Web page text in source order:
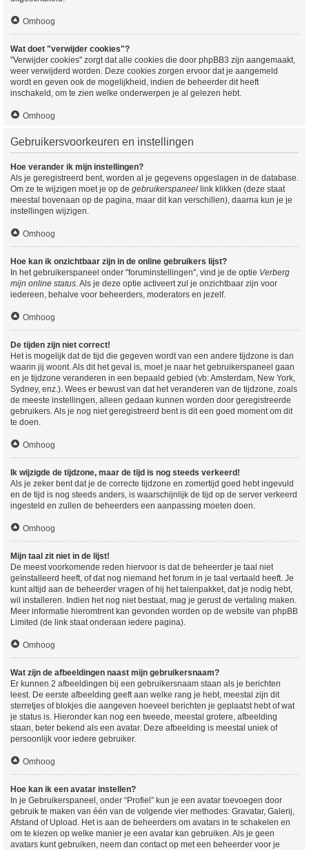
Omhoog
Wat doet "verwijder cookies"?
"Verwijder cookies" zorgt dat alle cookies die door phpBB3 zijn aangemaakt,
weer verwijderd worden. Deze cookies zorgen ervoor dat je aangemeld
wordt en geven ook de mogelijkheid, indien de beheerder dit heeft
inschakeld, om te zien welke onderwerpen je al gelezen hebt.
Omhoog
Gebruikersvoorkeuren en instellingen
Hoe verander ik mijn instellingen?
Als je geregistreerd bent, worden al je gegevens opgeslagen in de database.
Om ze te wijzigen moet je op de gebruikerspaneel link klikken (deze staat
meestal bovenaan op de pagina, maar dit kan verschillen), daarna kun je je
instellingen wijzigen.
Omhoog
Hoe kan ik onzichtbaar zijn in de online gebruikers lijst?
In het gebruikerspaneel onder "foruminstellingen", vind je de optie Verberg
mijn online status. Als je deze optie activeert zul je onzichtbaar zijn voor
iedereen, behalve voor beheerders, moderators en jezelf.
Omhoog
De tijden zijn niet correct!
Het is mogelijk dat de tijd die gegeven wordt van een andere tijdzone is dan
waarin jij woont. Als dit het geval is, moet je naar het gebruikerspaneel gaan
en je tijdzone veranderen in een bepaald gebied (vb: Amsterdam, New York,
Sydney, enz.). Wees er bewust van dat het veranderen van de tijdzone, zoals
de meeste instellingen, alleen gedaan kunnen worden door geregistreerde
gebruikers. Als je nog niet geregistreerd bent is dit een goed moment om dit
te doen.
Omhoog
Ik wijzigde de tijdzone, maar de tijd is nog steeds verkeerd!
Als je zeker bent dat je de correcte tijdzone en zomertijd goed hebt ingevuld
en de tijd is nog steeds anders, is waarschijnlijk de tijd op de server verkeerd
ingesteld en zullen de beheerders een aanpassing moeten doen.
Omhoog
Mijn taal zit niet in de lijst!
De meest voorkomende reden hiervoor is dat de beheerder je taal niet
geïnstalleerd heeft, of dat nog niemand het forum in je taal vertaald heeft. Je
kunt altijd aan de beheerder vragen of hij het talenpakket, dat je nodig hebt,
wil installeren. Indien het nog niet bestaat, mag je gerust de vertaling maken.
Meer informatie hieromtrent kan gevonden worden op de website van phpBB
Limited (de link staat onderaan iedere pagina).
Omhoog
Wat zijn de afbeeldingen naast mijn gebruikersnaam?
Er kunnen 2 afbeeldingen bij een gebruikersnaam staan als je berichten
leest. De eerste afbeelding geeft aan welke rang je hebt, meestal zijn dit
sterretjes of blokjes die aangeven hoeveel berichten je geplaatst hebt of wat
je status is. Hieronder kan nog een tweede, meestal grotere, afbeelding
staan, beter bekend als een avatar. Deze afbeelding is meestal uniek of
persoonlijk voor iedere gebruiker.
Omhoog
Hoe kan ik een avatar instellen?
In je Gebruikerspaneel, onder “Profiel” kun je een avatar toevoegen door
gebruik te maken van één van de volgende vier methodes: Gravatar, Galerij,
Afstand of Upload. Het is aan de beheerders om avatars in te schakelen en
om te kiezen op welke manier je een avatar kan gebruiken. Als je geen
avatars kunt gebruiken, neem dan contact op met een beheerder voor je